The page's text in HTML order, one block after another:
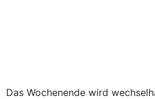
Das Wochenende wird